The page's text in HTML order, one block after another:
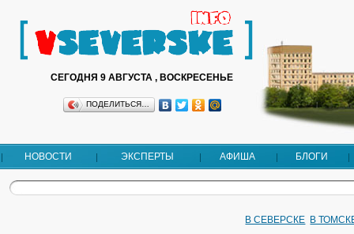
СЕГОДНЯ 9 АВГУСТА , ВОСКРЕСЕНЬЕ
ПОДЕЛИТЬСЯ…
НОВОСТИ ЭКСПЕРТЫ АФИША БЛОГИ
В СЕВЕРСКЕ В